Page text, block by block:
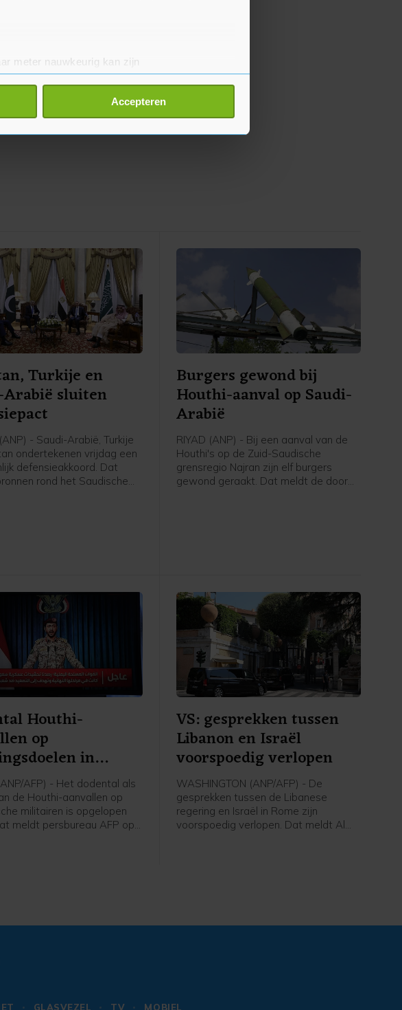
meter nauwkeurig kan zijn
(fingerprinting)
voorkeuren in het
detailgedeelte
Accepteren
Turkije en
sluiten
- Saudi-Arabië, Turkije
ondertekenen vrijdag een
defensieakkoord. Dat
rond het Saudische
Burgers gewond bij
Houthi-aanval op Saudi-
Arabië
RIYAD (ANP) - Bij een aanval van de
Houthi's op de Zuid-Saudische
grensregio Najran zijn elf burgers
gewond geraakt. Dat meldt de door
Houthi-
op
in
opgelopen
AFP) - Het dodental als
de Houthi-aanvallen op
militairen is opgelopen
meldt persbureau AFP op
VS: gesprekken tussen
Libanon en Israël
voorspoedig verlopen
WASHINGTON (ANP/AFP) - De
gesprekken tussen de Libanese
regering en Israël in Rome zijn
voorspoedig verlopen. Dat meldt Al
GLASVEZEL TV MOBIEL